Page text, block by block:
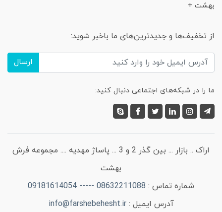
بهشت +
از تخفیف‌ها و جدیدترین‌های ما باخبر شوید:
ارسال
ما را در شبکه‌های اجتماعی دنبال کنید:
اراک .. بازار ... بین گذر 2 و 3 ... پاساژ مهدیه .... مجموعه فرش
بهشت
شماره تماس : 08632211088 ----- 09181614054
آدرس ایمیل :info@farshebehesht.ir